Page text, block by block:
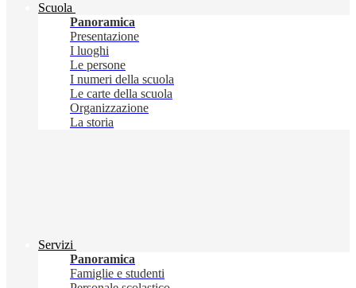
Scuola
Panoramica
Presentazione
I luoghi
Le persone
I numeri della scuola
Le carte della scuola
Organizzazione
La storia
Servizi
Panoramica
Famiglie e studenti